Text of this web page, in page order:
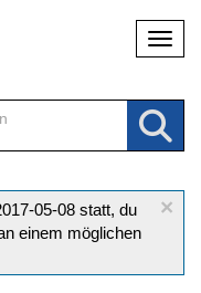
×
05-08 statt, du
einem möglichen